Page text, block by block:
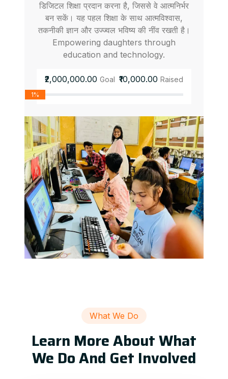
डिजिटल शिक्षा प्रदान करना है, जिससे वे आत्मनिर्भर
बन सकें। यह पहल शिक्षा के साथ आत्मविश्वास,
तकनीकी ज्ञान और उज्ज्वल भविष्य की नींव रखती है।
Empowering daughters through
education and technology.
₹2,000,000.00 Goal ₹10,000.00 Raised
1%
What We Do
Learn More About What
We Do And Get Involved